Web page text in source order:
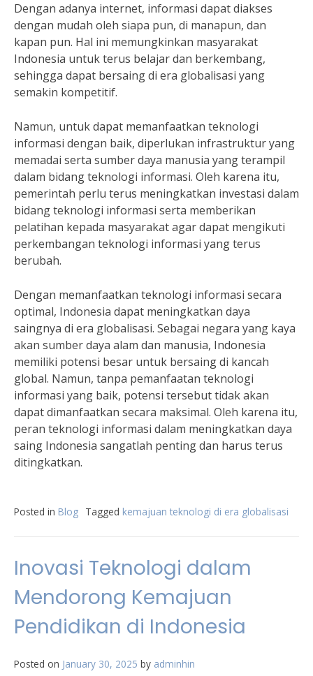
Dengan adanya internet, informasi dapat diakses
dengan mudah oleh siapa pun, di manapun, dan
kapan pun. Hal ini memungkinkan masyarakat
Indonesia untuk terus belajar dan berkembang,
sehingga dapat bersaing di era globalisasi yang
semakin kompetitif.
Namun, untuk dapat memanfaatkan teknologi
informasi dengan baik, diperlukan infrastruktur yang
memadai serta sumber daya manusia yang terampil
dalam bidang teknologi informasi. Oleh karena itu,
pemerintah perlu terus meningkatkan investasi dalam
bidang teknologi informasi serta memberikan
pelatihan kepada masyarakat agar dapat mengikuti
perkembangan teknologi informasi yang terus
berubah.
Dengan memanfaatkan teknologi informasi secara
optimal, Indonesia dapat meningkatkan daya
saingnya di era globalisasi. Sebagai negara yang kaya
akan sumber daya alam dan manusia, Indonesia
memiliki potensi besar untuk bersaing di kancah
global. Namun, tanpa pemanfaatan teknologi
informasi yang baik, potensi tersebut tidak akan
dapat dimanfaatkan secara maksimal. Oleh karena itu,
peran teknologi informasi dalam meningkatkan daya
saing Indonesia sangatlah penting dan harus terus
ditingkatkan.
Posted in Blog Tagged kemajuan teknologi di era globalisasi
Inovasi Teknologi dalam
Mendorong Kemajuan
Pendidikan di Indonesia
Posted on January 30, 2025 by adminhin